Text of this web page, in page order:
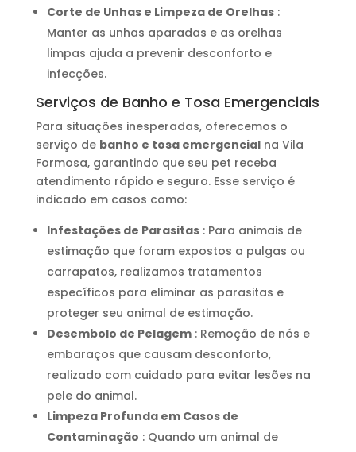
Corte de Unhas e Limpeza de Orelhas:
Manter as unhas aparadas e as orelhas
limpas ajuda a prevenir desconforto e
infecções.
Serviços de Banho e Tosa Emergenciais
Para situações inesperadas, oferecemos o
serviço de banho e tosa emergencialna Vila
Formosa, garantindo que seu pet receba
atendimento rápido e seguro. Esse serviço é
indicado em casos como:
Infestações de Parasitas: Para animais de
estimação que foram expostos a pulgas ou
carrapatos, realizamos tratamentos
específicos para eliminar as parasitas e
proteger seu animal de estimação.
Desembolo de Pelagem: Remoção de nós e
embaraços que causam desconforto,
realizado com cuidado para evitar lesões na
pele do animal.
Limpeza Profunda em Casos de
Contaminação : Quando um animal de